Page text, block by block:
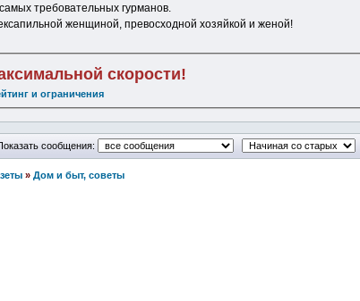
требовательных гурманов.
женщиной, превосходной хозяйкой и женой!
скорости!
и ограничения
сообщения:
» Дом и быт, советы